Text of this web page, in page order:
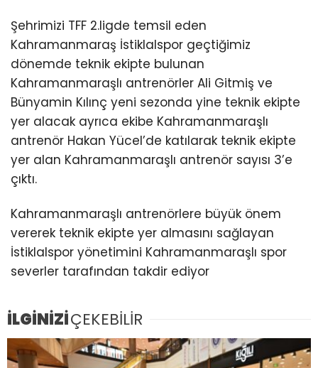
Şehrimizi TFF 2.ligde temsil eden
Kahramanmaraş İstiklalspor geçtiğimiz
dönemde teknik ekipte bulunan
Kahramanmaraşlı antrenörler Ali Gitmiş ve
Bünyamin Kılınç yeni sezonda yine teknik ekipte
yer alacak ayrıca ekibe Kahramanmaraşlı
antrenör Hakan Yücel’de katılarak teknik ekipte
yer alan Kahramanmaraşlı antrenör sayısı 3’e
çıktı.
Kahramanmaraşlı antrenörlere büyük önem
vererek teknik ekipte yer almasını sağlayan
İstiklalspor yönetimini Kahramanmaraşlı spor
severler tarafından takdir ediyor
İLGİNİZİÇEKEBİLİR